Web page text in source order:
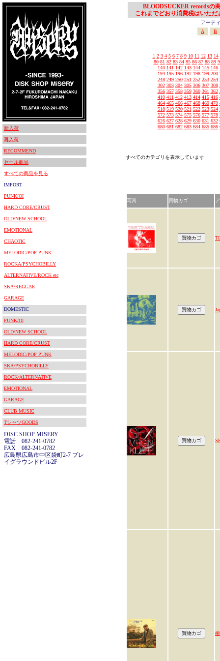
新入荷
再入荷
RECOMMEND
セール商品
すべての商品を見る
IMPORT
PUNK/OI
HARD CORE/CRUST
OLD/NEW SCHOOL
EMOTIONAL
CHAOTIC
MELODIC/POP PUNK
ROCKA/PSYCHOBILLY
ALTERNATIVE/ROCK etc
SKA/REGGAE
GARAGE
DOMESTIC
PUNK/OI
OLD/NEW SCHOOL
HARD CORE/CRUST
MELODIC/POP PUNK
SKA/PSYCHOBILLY
ROCK/ALTERNATIVE
EMOTIONAL
GARAGE
CLUB MUSIC
TシャツGOODS
DISC SHOP MISERY
電話 082-241-0782
FAX 082-241-0782
広島県広島市中区袋町2-7 プレ
イグラウンドビル2F
BLOODSUCKER recordsの
これまでどおり消費税はいただ
アーテ
A
B
1 2 3 4 5 6 7 8 9 10 11 12 13 14
80 81 82 83 84 85 86 87 88 89
140 141 142 143 144 145 146
194 195 196 197 198 199 200
248 249 250 251 252 253 254
302 303 304 305 306 307 308
356 357 358 359 360 361 362
410 411 412 413 414 415 416
464 465 466 467 468 469 470
518 519 520 521 522 523 524
572 573 574 575 576 577 578
626 627 628 629 630 631 632
680 681 682 683 684 685 686
すべてのカテゴリを表示しています
写真 買物カゴ